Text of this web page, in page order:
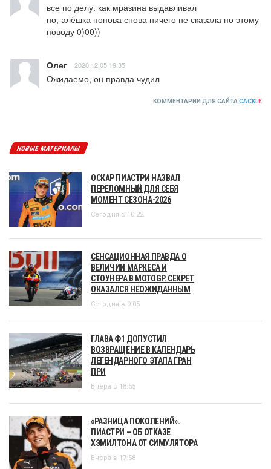
все по делу. как мразина выдавливал
но, алёшка попова снова ничего не сказала по этому
поводу 0)00))
Олег 2020.12.05 19:35
Ожидаемо, он правда чудил
КОММЕНТАРИИ ДЛЯ САЙТА CACKLE
НОВЫЕ МАТЕРИАЛЫ
ОСКАР ПИАСТРИ НАЗВАЛ
ПЕРЕЛОМНЫЙ ДЛЯ СЕБЯ
МОМЕНТ СЕЗОНА-2026
Сегодня в 10:22
СЕНСАЦИОННАЯ ПРАВДА О
ВЕЛИЧИИ МАРКЕСА И
СТОУНЕРА В MOTOGP. СЕКРЕТ
ОКАЗАЛСЯ НЕОЖИДАННЫМ
Сегодня в 9:05
ГЛАВА Ф1 ДОПУСТИЛ
ВОЗВРАЩЕНИЕ В КАЛЕНДАРЬ
ЛЕГЕНДАРНОГО ЭТАПА ГРАН
ПРИ
Вчера в 18:55
«РАЗНИЦА ПОКОЛЕНИЙ».
ПИАСТРИ – ОБ ОТКАЗЕ
ХЭМИЛТОНА ОТ СИМУЛЯТОРА
Вчера в 17:58